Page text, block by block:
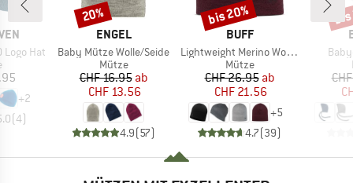
Hat
+2
(4)
MARKE
ENGEL
Artikel
Baby Mütze Wolle/Seide
Produktgruppe
Mütze
Preis
CHF 16.95reduzierter Preis
ab
CHF 13.56
4.9(57)
Rabatt
20%
MARKE
BUFF
Artikel
Lightweight Merino Wool Hat
Produktgruppe
Mütze
Preis
CHF 26.95reduzierter Preis
ab
CHF 21.56
+5
4.7(39)
Rabatt
bis 20%